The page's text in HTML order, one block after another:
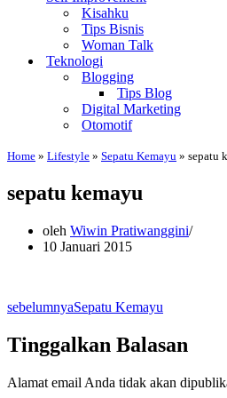
Kisahku
Tips Bisnis
Woman Talk
Teknologi
Blogging
Tips Blog
Digital Marketing
Otomotif
Home » Lifestyle » Sepatu Kemayu » sepatu
sepatu kemayu
oleh Wiwin Pratiwanggini
10 Januari 2015
sebelumnyaSepatu Kemayu
Tinggalkan Balasan
Alamat email Anda tidak akan